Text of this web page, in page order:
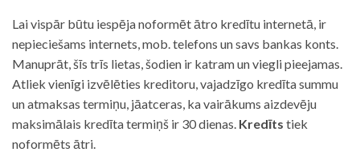
Lai vispār būtu iespēja noformēt ātro kredītu internetā, ir
nepieciešams internets, mob. telefons un savs bankas konts.
Manuprāt, šīs trīs lietas, šodien ir katram un viegli pieejamas.
Atliek vienīgi izvēlēties kreditoru, vajadzīgo kredīta summu
un atmaksas termiņu, jāatceras, ka vairākums aizdevēju
maksimālais kredīta termiņš ir 30 dienas. Kredīts tiek
noformēts ātri.